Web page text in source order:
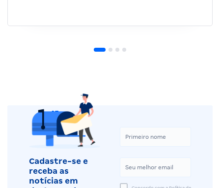
Cadastre-se e
receba as
notícias em